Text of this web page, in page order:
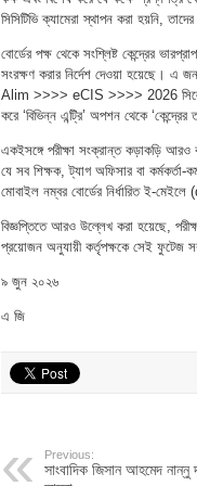
সিসিটিভি ক্যামেরা স্থাপন করা হয়নি,
বোর্ডের পক্ষ থেকে সংশ্লিষ্ট কেন্দ্রের
সংরক্ষণ করার নির্দেশ দেওয়া হয়েছে। এ
Alim >>>> eCIS >>>> 2026 সিলেক্ট
করে ‘বিভিন্ন এন্ট্রি’ অপশন থেকে
একইসঙ্গে পরীক্ষা সংক্রান্ত কড়াকড়ি আরও
যে সব শিক্ষক, ট্যাগ অফিসার বা কর্মকর্তা-
মোবাইল নম্বর বোর্ডের নির্ধারিত ই-
বিজ্ঞপ্তিতে আরও উল্লেখ করা হয়েছে,
প্রয়োজন অনুযায়ী কর্তৃপক্ষকে সেই ফুটেজ
৯ জুন ২০২৬
এ জি
Previous:
সাংবাদিক জিসান আহমেদ